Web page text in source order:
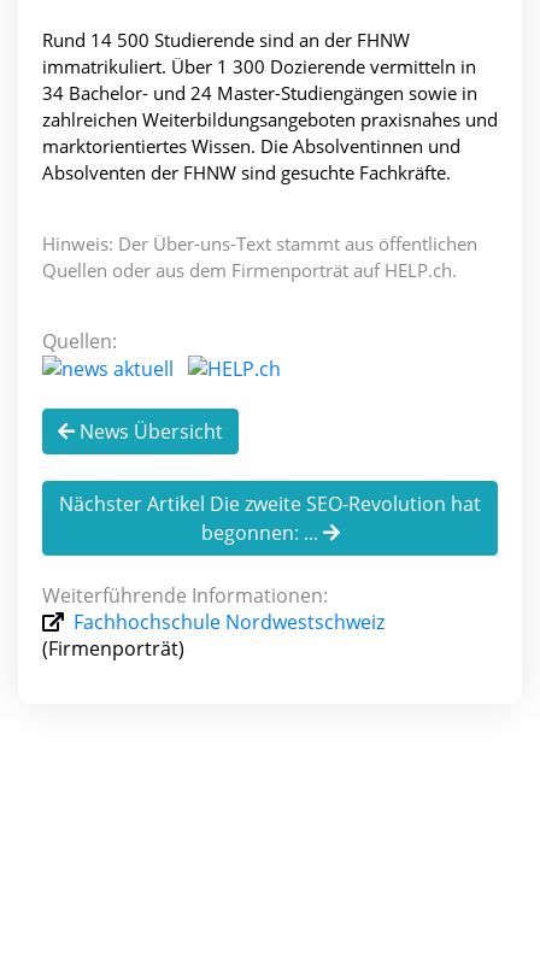
Rund 14 500 Studierende sind an der FHNW
immatrikuliert. Über 1 300 Dozierende vermitteln in
34 Bachelor- und 24 Master-Studiengängen sowie in
zahlreichen Weiterbildungsangeboten praxisnahes und
marktorientiertes Wissen. Die Absolventinnen und
Absolventen der FHNW sind gesuchte Fachkräfte.
Hinweis: Der Über-uns-Text stammt aus öffentlichen
Quellen oder aus dem Firmenporträt auf HELP.ch.
Quellen:
News Übersicht
Nächster Artikel Die zweite SEO-Revolution hat
begonnen: ...
Weiterführende Informationen:
Fachhochschule Nordwestschweiz
(Firmenporträt)